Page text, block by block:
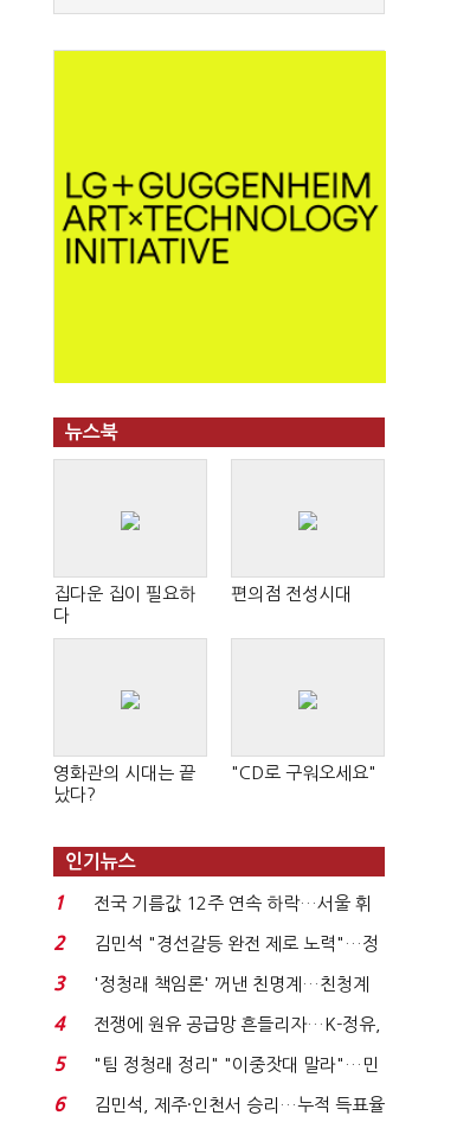
뉴스북
집다운 집이 필요하
다
편의점 전성시대
영화관의 시대는 끝
났다?
"CD로 구워오세요"
인기뉴스
1
전국 기름값 12주 연속 하락…서울 휘
발윳값 1909원...
2
김민석 "경선갈등 완전 제로 노력"…정
청래 "반명 공세 사...
3
'정청래 책임론' 꺼낸 친명계…친청계
는 추가투표 때리기...
4
전쟁에 원유 공급망 흔들리자…K-정유,
에너지안보 핵심...
5
"팀 정청래 정리" "이중잣대 말라"…민
주 최고위원 계파 다...
6
김민석, 제주·인천서 승리…누적 득표율